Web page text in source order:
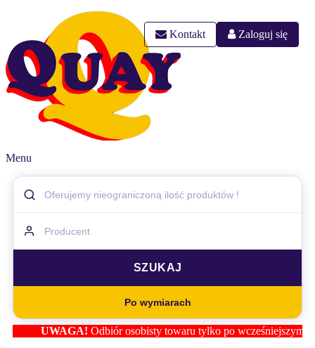
Kontakt Zaloguj się
Menu
Po wymiarach
UWAGA!Odbiór osobisty towaru tylko po wcześniejszym